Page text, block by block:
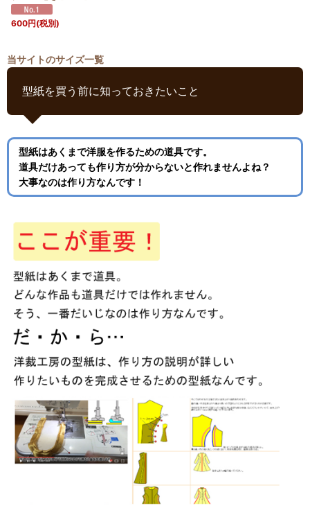
600円(税別)
当サイトのサイズ一覧
型紙を買う前に知っておきたいこと
型紙はあくまで洋服を作るための道具です。
道具だけあっても作り方が分からないと作れませんよね？
大事なのは作り方なんです！